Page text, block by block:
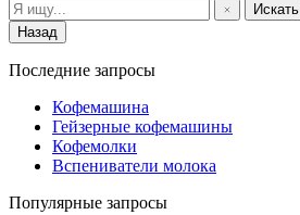
Искать
Назад
Последние запросы
Кофемашина
Гейзерные кофемашины
Кофемолки
Вспениватели молока
Популярные запросы